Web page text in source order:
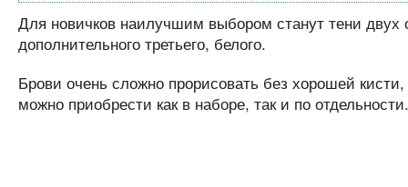
Для новичков наилучшим выбором станут тени двух
дополнительного третьего, белого.
Брови очень сложно прорисовать без хорошей
можно приобрести как в наборе, так и по отдельности.